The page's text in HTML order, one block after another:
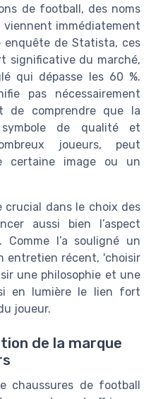
de football, des noms
viennent immédiatement
enquête de Statista, ces
significative du marché,
qui dépasse les 60 %.
pas nécessairement
de comprendre que la
de qualité et
joueurs, peut
certaine image ou un
crucial dans le choix des
aussi bien l’aspect
Comme l’a souligné un
entretien récent, 'choisir
une philosophie et une
en lumière le lien fort
joueur.
de la marque
chaussures de football